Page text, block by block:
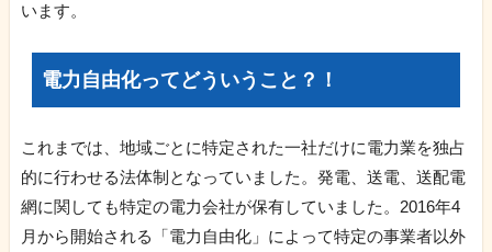
います。
電力自由化ってどういうこと？！
これまでは、地域ごとに特定された一社だけに電力業を独占
的に行わせる法体制となっていました。発電、送電、送配電
網に関しても特定の電力会社が保有していました。2016年4
月から開始される「電力自由化」によって特定の事業者以外